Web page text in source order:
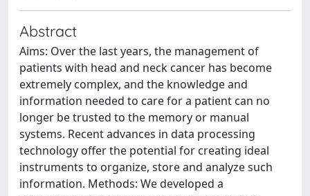
Abstract
Aims: Over the last years, the management of
patients with head and neck cancer has become
extremely complex, and the knowledge and
information needed to care for a patient can no
longer be trusted to the memory or manual
systems. Recent advances in data processing
technology offer the potential for creating ideal
instruments to organize, store and analyze such
information. Methods: We developed a